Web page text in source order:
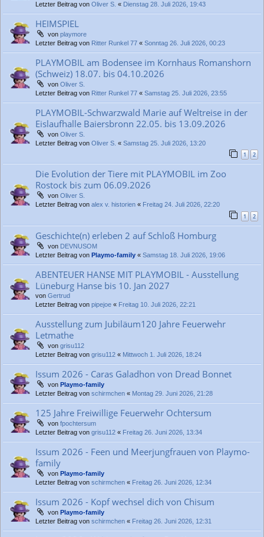
Letzter Beitrag von Oliver S. « Dienstag 28. Juli 2026, 19:43
HEIMSPIEL
von playmore
Letzter Beitrag von Ritter Runkel 77 « Sonntag 26. Juli 2026, 00:23
PLAYMOBIL am Bodensee im Kornhaus Romanshorn
(Schweiz) 18.07. bis 04.10.2026
von Oliver S.
Letzter Beitrag von Ritter Runkel 77 « Samstag 25. Juli 2026, 23:55
PLAYMOBIL-Schwarzwald Marie auf Weltreise in der
Eislaufhalle Baiersbronn 22.05. bis 13.09.2026
von Oliver S.
Letzter Beitrag von Oliver S. « Samstag 25. Juli 2026, 13:20
1 2
Die Evolution der Tiere mit PLAYMOBIL im Zoo
Rostock bis zum 06.09.2026
von Oliver S.
Letzter Beitrag von alex v. historien « Freitag 24. Juli 2026, 22:20
1 2
Geschichte(n) erleben 2 auf Schloß Homburg
von DEVNUSOM
Letzter Beitrag von Playmo-family « Samstag 18. Juli 2026, 19:06
ABENTEUER HANSE MIT PLAYMOBIL - Ausstellung
Lüneburg Hanse bis 10. Jan 2027
von Gertrud
Letzter Beitrag von pipejoe « Freitag 10. Juli 2026, 22:21
Ausstellung zum Jubiläum120 Jahre Feuerwehr
Letmathe
von grisu112
Letzter Beitrag von grisu112 « Mittwoch 1. Juli 2026, 18:24
Issum 2026 - Caras Galadhon von Dread Bonnet
von Playmo-family
Letzter Beitrag von schirmchen « Montag 29. Juni 2026, 21:28
125 Jahre Freiwillige Feuerwehr Ochtersum
von fpochtersum
Letzter Beitrag von grisu112 « Freitag 26. Juni 2026, 13:34
Issum 2026 - Feen und Meerjungfrauen von Playmo-
family
von Playmo-family
Letzter Beitrag von schirmchen « Freitag 26. Juni 2026, 12:34
Issum 2026 - Kopf wechsel dich von Chisum
von Playmo-family
Letzter Beitrag von schirmchen « Freitag 26. Juni 2026, 12:31